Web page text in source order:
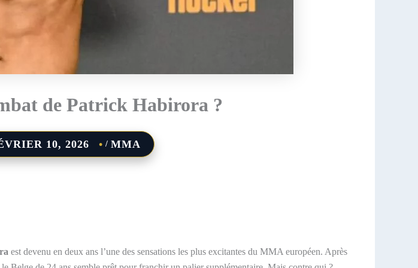
de Patrick Habirora ?
10, 2026 / MMA
est devenu en deux ans l’une des sensations les plus excitantes du MMA européen. Après